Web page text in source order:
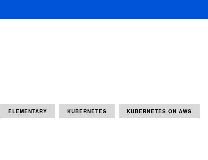
ELEMENTARY KUBERNETES KUBERNETES ON AWS